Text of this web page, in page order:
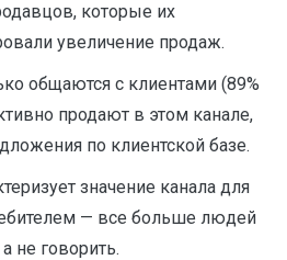
которые их
увеличение продаж.
общаются с клиентами (89%
продают в этом канале,
по клиентской базе.
значение канала для
— все больше людей
не говорить.